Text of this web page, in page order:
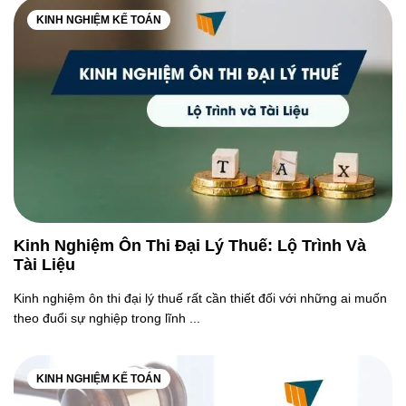
KINH NGHIỆM KẾ TOÁN
Kinh Nghiệm Ôn Thi Đại Lý Thuế: Lộ Trình Và
Tài Liệu
Kinh nghiệm ôn thi đại lý thuế rất cần thiết đối với những ai muốn
theo đuổi sự nghiệp trong lĩnh ...
KINH NGHIỆM KẾ TOÁN